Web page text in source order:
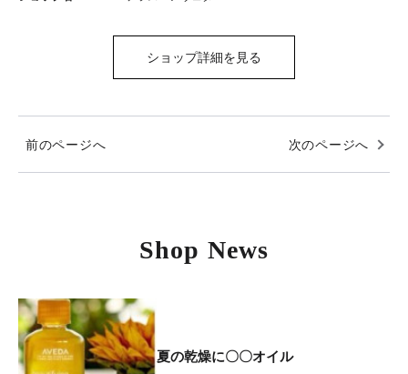
ショップ詳細を見る
前のページへ 次のページへ
Shop News
夏の乾燥に〇〇オイル